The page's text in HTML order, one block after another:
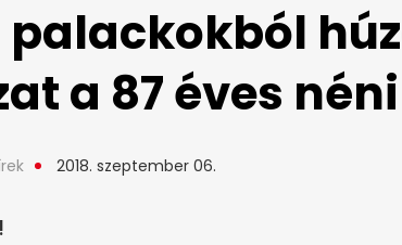
a 87 éves néni
2018. szeptember 06.